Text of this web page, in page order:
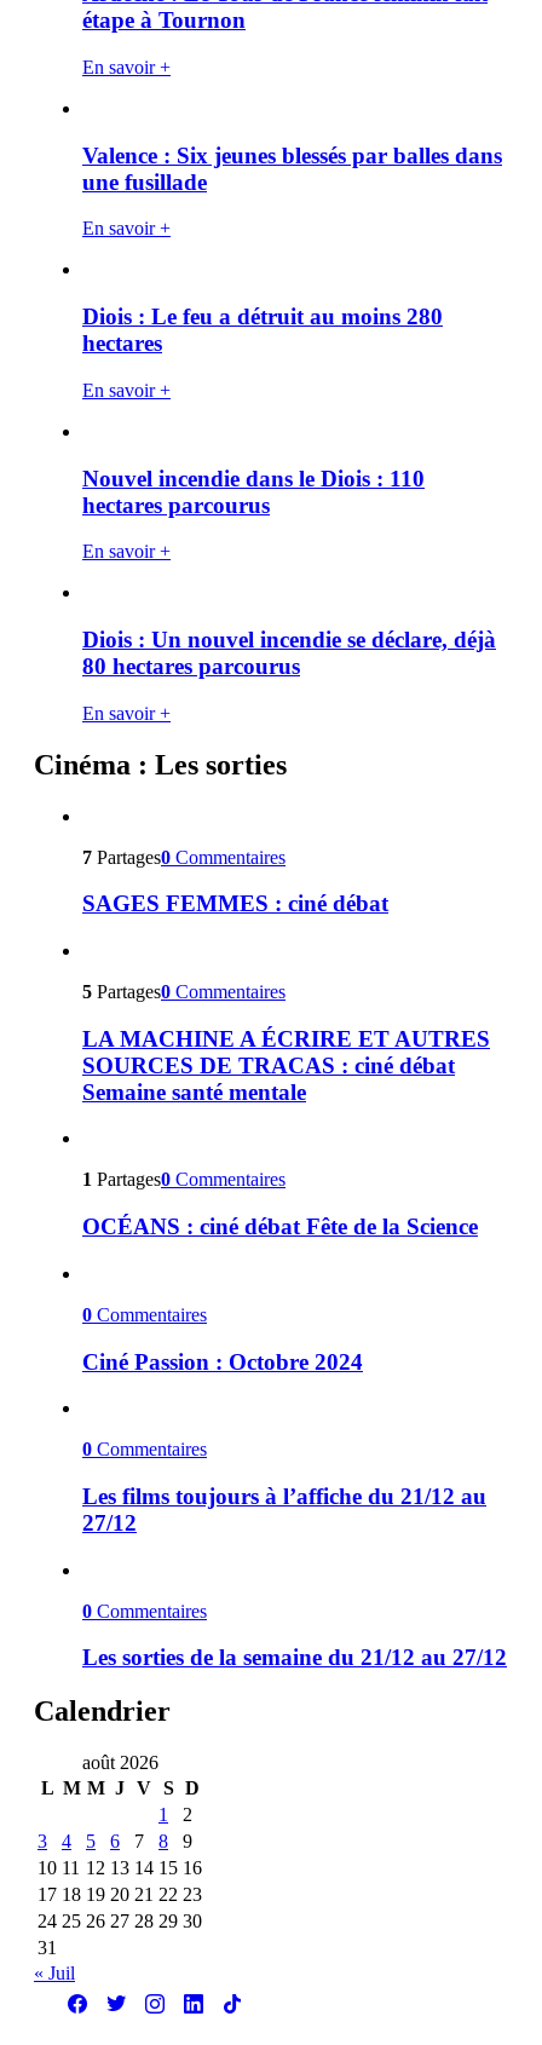
étape à Tournon
En savoir +
Valence : Six jeunes blessés par balles dans
une fusillade
En savoir +
Diois : Le feu a détruit au moins 280
hectares
En savoir +
Nouvel incendie dans le Diois : 110
hectares parcourus
En savoir +
Diois : Un nouvel incendie se déclare, déjà
80 hectares parcourus
En savoir +
Cinéma : Les sorties
7 Partages0 Commentaires
SAGES FEMMES : ciné débat
5 Partages0 Commentaires
LA MACHINE A ÉCRIRE ET AUTRES
SOURCES DE TRACAS : ciné débat
Semaine santé mentale
1 Partages0 Commentaires
OCÉANS : ciné débat Fête de la Science
0 Commentaires
Ciné Passion : Octobre 2024
0 Commentaires
Les films toujours à l’affiche du 21/12 au
27/12
0 Commentaires
Les sorties de la semaine du 21/12 au 27/12
Calendrier
août 2026
L M M J V S D
1
2
3
4 5 6 7 8
9
10 11 12 13 14 15 16
17 18 19 20 21 22 23
24 25 26 27 28 29 30
31
« Juil